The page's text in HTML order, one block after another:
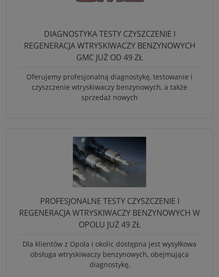
DIAGNOSTYKA TESTY CZYSZCZENIE I
REGENERACJA WTRYSKIWACZY BENZYNOWYCH
GMC JUŻ OD 49 ZŁ
Oferujemy profesjonalną diagnostykę, testowanie i
czyszczenie wtryskiwaczy benzynowych, a także
sprzedaż nowych
PROFESJONALNE TESTY CZYSZCZENIE I
REGENERACJA WTRYSKIWACZY BENZYNOWYCH W
OPOLU JUŻ 49 ZŁ
Dla klientów z Opola i okolic dostępna jest wysyłkowa
obsługa wtryskiwaczy benzynowych, obejmująca
diagnostykę,